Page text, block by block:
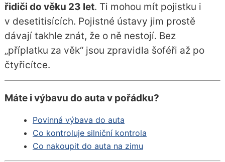
řidiči do věku 23 let. Ti mohou mít pojistku i
v desetitisících. Pojistné ústavy jim prostě
dávají takhle znát, že o ně nestojí. Bez
„příplatku za věk“ jsou zpravidla šoféři až po
čtyřicítce.
Máte i výbavu do auta v pořádku?
Povinná výbava do auta
Co kontroluje silniční kontrola
Co nakoupit do auta na zimu